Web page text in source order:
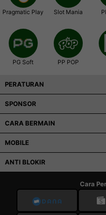
Pragmatic Play
PG Soft
Slot Mania
PP POP
PERATURAN
SPONSOR
CARA BERMAIN
MOBILE
ANTI BLOKIR
Cara